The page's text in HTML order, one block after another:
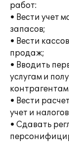
работ:
• Вести учет
запасов;
• Вести
продаж;
• Вводить
услугам и
• Вести
учет и
• Сдавать